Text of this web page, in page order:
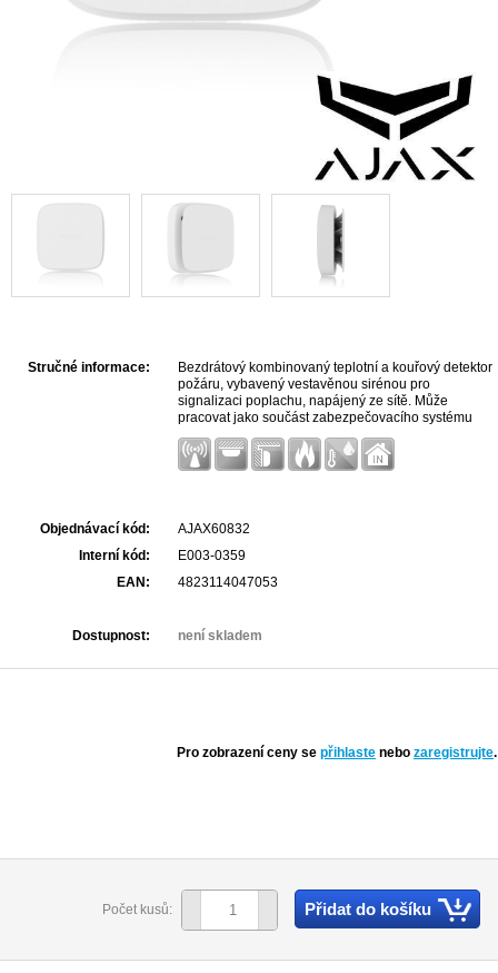
Stručné informace:
Bezdrátový kombinovaný teplotní a kouřový detektor
požáru, vybavený vestavěnou sirénou pro
signalizaci poplachu, napájený ze sítě. Může
pracovat jako součást zabezpečovacího systému
Ajax nebo zcela autonomně bez použití hubu.
Objednávací kód:
AJAX60832
Interní kód:
E003-0359
EAN:
4823114047053
Dostupnost: není skladem
Pro zobrazení ceny se přihlaste nebo zaregistrujte.
Počet kusů: Přidat do košíku